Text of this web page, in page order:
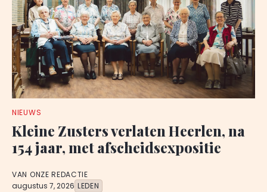
NIEUWS
Kleine Zusters verlaten Heerlen, na
154 jaar, met afscheidsexpositie
VAN ONZE REDACTIE
augustus 7, 2026 LEDEN